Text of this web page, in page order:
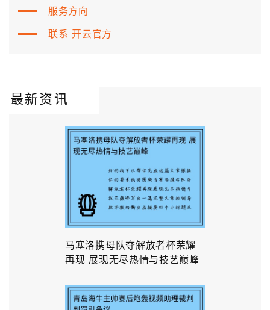
服务方向
联系 开云官方
最新资讯
马塞洛携母队夺解放者杯荣耀
再现 展现无尽热情与技艺巅峰